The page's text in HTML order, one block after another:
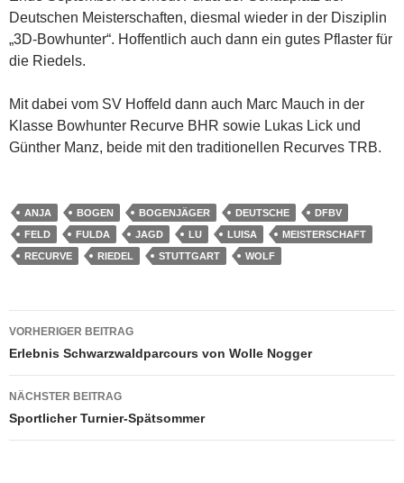
Deutschen Meisterschaften, diesmal wieder in der Disziplin
„3D-Bowhunter“. Hoffentlich auch dann ein gutes Pflaster für
die Riedels.
Mit dabei vom SV Hoffeld dann auch Marc Mauch in der
Klasse Bowhunter Recurve BHR sowie Lukas Lick und
Günther Manz, beide mit den traditionellen Recurves TRB.
ANJA BOGEN BOGENJÄGER DEUTSCHE
DFBV
FELD
FULDA JAGD LU LUISA
MEISTERSCHAFT
RECURVE
RIEDEL STUTTGART WOLF
Beitragsnavigation
VORHERIGER BEITRAG
Erlebnis Schwarzwaldparcours von Wolle Nogger
NÄCHSTER BEITRAG
Sportlicher Turnier-Spätsommer